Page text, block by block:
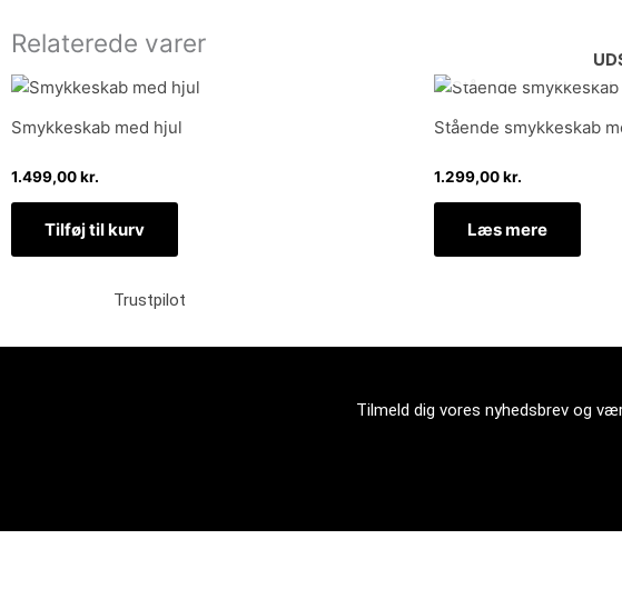
Relaterede varer
Smykkeskab med hjul
1.499,00kr.
Tilføj til kurv
Stående smykkeskab
1.299,00kr.
Læs mere
Trustpilot
Tilmeld dig vores nyhedsbrev og